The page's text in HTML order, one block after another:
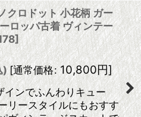
クロドット 小花柄 ガー
ロッパ古着 ヴィンテー
]
)[通常価格: 10,800円]
インでふんわりキュー
リースタイルにもおすす